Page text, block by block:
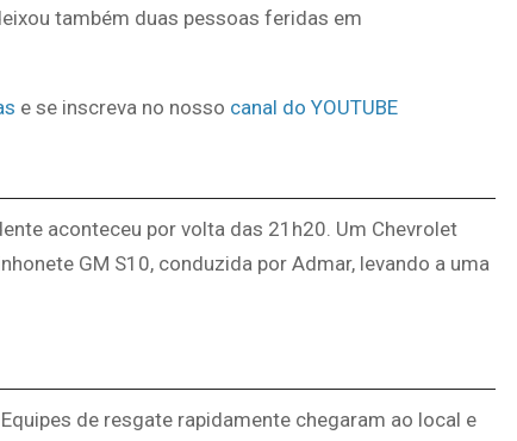
também duas pessoas feridas em
e se inscreva no nosso canal do YOUTUBE
aconteceu por volta das 21h20. Um Chevrolet
GM S10, conduzida por Admar, levando a uma
de resgate rapidamente chegaram ao local e